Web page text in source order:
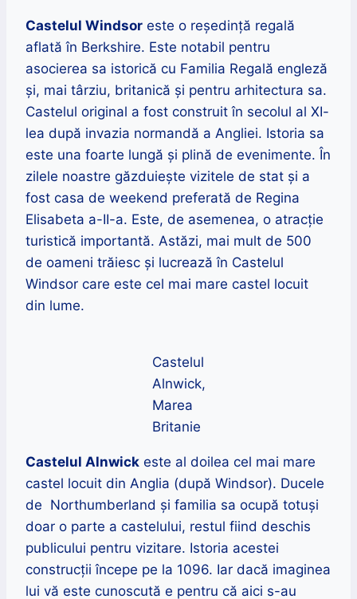
Castelul Windsor este o reședință regală
aflată în Berkshire. Este notabil pentru
asocierea sa istorică cu Familia Regală engleză
și, mai târziu, britanică și pentru arhitectura sa.
Castelul original a fost construit în secolul al XI-
lea după invazia normandă a Angliei. Istoria sa
este una foarte lungă și plină de evenimente. În
zilele noastre găzduiește vizitele de stat și a
fost casa de weekend preferată de Regina
Elisabeta a-II-a. Este, de asemenea, o atracție
turistică importantă. Astăzi, mai mult de 500
de oameni trăiesc și lucrează în Castelul
Windsor care este cel mai mare castel locuit
din lume.
Castelul
Alnwick,
Marea
Britanie
Castelul Alnwick este al doilea cel mai mare
castel locuit din Anglia (după Windsor). Ducele
de Northumberland și familia sa ocupă totuși
doar o parte a castelului, restul fiind deschis
publicului pentru vizitare. Istoria acestei
construcții începe pe la 1096. Iar dacă imaginea
lui vă este cunoscută e pentru că aici s-au